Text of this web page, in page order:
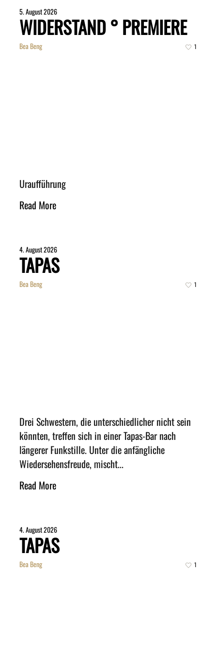
5. August 2026
WIDERSTAND ° PREMIERE
Bea Beng 1
Uraufführung
Read More
4. August 2026
TAPAS
Bea Beng 1
Drei Schwestern, die unterschiedlicher nicht sein
könnten, treffen sich in einer Tapas-Bar nach
längerer Funkstille. Unter die anfängliche
Wiedersehensfreude, mischt...
Read More
4. August 2026
TAPAS
Bea Beng 1